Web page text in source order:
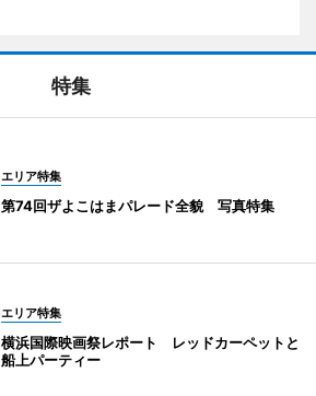
特集
エリア特集
第74回ザよこはまパレード全貌 写真特集
エリア特集
横浜国際映画祭レポート レッドカーペットと
船上パーティー